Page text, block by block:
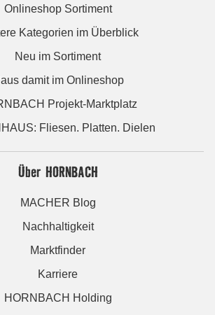
Onlineshop Sortiment
Kategorien im Überblick
Neu im Sortiment
damit im Onlineshop
Projekt-Marktplatz
Fliesen. Platten. Dielen
Über HORNBACH
MACHER Blog
Nachhaltigkeit
Marktfinder
Karriere
HORNBACH Holding